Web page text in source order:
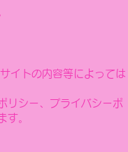
イトの内容等によっては
リシー、プライバシーポ
す。